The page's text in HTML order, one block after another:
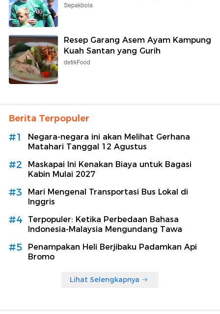
Sepakbola
Resep Garang Asem Ayam Kampung
Kuah Santan yang Gurih
detikFood
Berita Terpopuler
#1
Negara-negara ini akan Melihat Gerhana
Matahari Tanggal 12 Agustus
#2
Maskapai Ini Kenakan Biaya untuk Bagasi
Kabin Mulai 2027
#3
Mari Mengenal Transportasi Bus Lokal di
Inggris
#4
Terpopuler: Ketika Perbedaan Bahasa
Indonesia-Malaysia Mengundang Tawa
#5
Penampakan Heli Berjibaku Padamkan Api
Bromo
Lihat Selengkapnya